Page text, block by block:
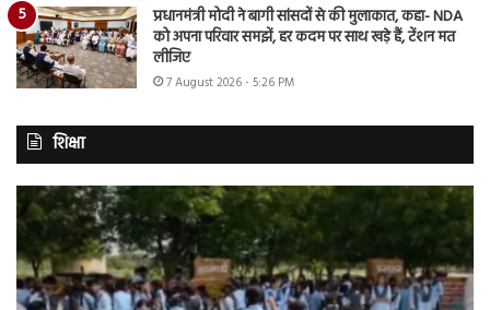
प्रधानमंत्री मोदी ने बागी सांसदों से की मुलाकात, कहा- NDA
को अपना परिवार समझें, हर कदम पर साथ खड़े हैं, टेंशन मत
लीजिए
7 August 2026 - 5:26 PM
शिक्षा